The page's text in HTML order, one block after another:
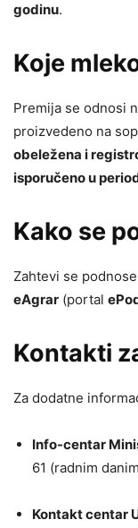
godinu.
Koje
Premija se odnosi
proizvedeno na
obeležena i
isporučeno u
Kako se
Zahtevi se podnose
eAgrar (portal
Kontakti
Za dodatne
Info-centar
61 (radnim
Kontakt centar